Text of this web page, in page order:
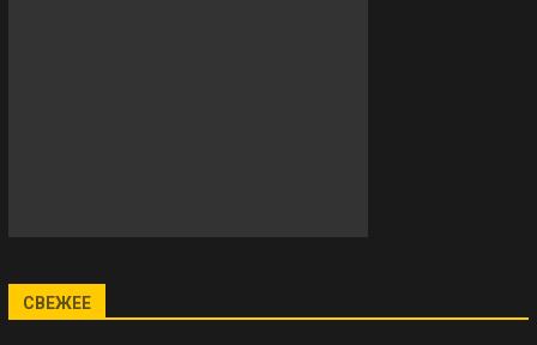
СВЕЖЕЕ